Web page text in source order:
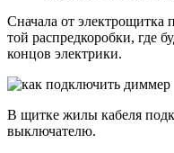
Сначала от электрощитка
той распредкоробки, где
концов электрики.
В щитке жилы кабеля
выключателю.